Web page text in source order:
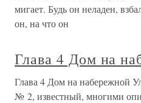
мигает. Будь он неладен,
он, на что он
Глава 4 Дом на
Глава 4 Дом на набережной
№ 2, известный, многими